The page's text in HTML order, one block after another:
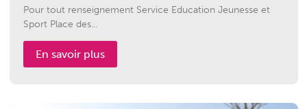
Pour tout renseignement Service Education Jeunesse et
Sport Place des...
En savoir plus